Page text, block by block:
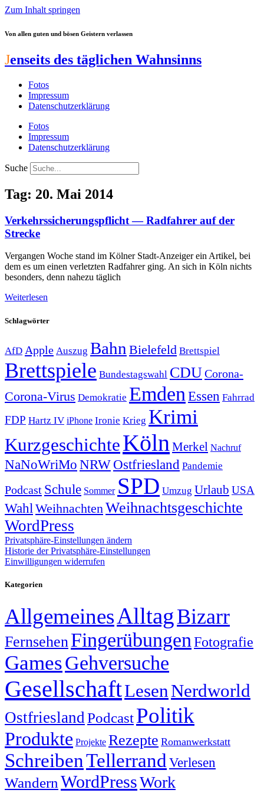
Zum Inhalt springen
Von allen guten und bösen Geistern verlassen
Jenseits des täglichen Wahnsinns
Fotos
Impressum
Datenschutzerklärung
Fotos
Impressum
Datenschutzerklärung
Suche
Tag: 20. Mai 2014
Verkehrssicherungspflicht — Radfahrer auf der
Strecke
Vergangen Woche stand im Kölner Stadt-Anzeiger ein Artikel, bei
dem es um einen verletzten Radfahrer ging. An sich in Köln nichts
besonders, denn nahezu täglich
Weiterlesen
Schlagwörter
AfD Apple Auszug Bahn Bielefeld Brettspiel
Brettspiele Bundestagswahl CDUCorona-
Corona-Virus Demokratie Emden Essen Fahrrad
FDP Hartz IV iPhone Ironie Krieg Krimi
KurzgeschichteKöln Merkel Nachruf
NaNoWriMo NRWOstfriesland Pandemie
Podcast Schule Sommer SPD Umzug Urlaub USA
Wahl Weihnachten Weihnachtsgeschichte
WordPress
Privatsphäre-Einstellungen ändern
Historie der Privatsphäre-Einstellungen
Einwilligungen widerrufen
Kategorien
AllgemeinesAlltagBizarr
FernsehenFingerübungen Fotografie
GamesGehversuche
GesellschaftLesenNerdworld
OstfrieslandPodcastPolitik
Produkte Projekte Rezepte Romanwerkstatt
SchreibenTellerrand Verlesen
Wandern WordPressWork